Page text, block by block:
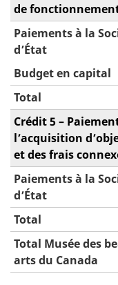
de
Paiements à la
d’État
Budget en capital
Total
Crédit 5 –
l’acquisition
et des frais
Paiements à la
d’État
Total
Total Musée des
arts du Canada